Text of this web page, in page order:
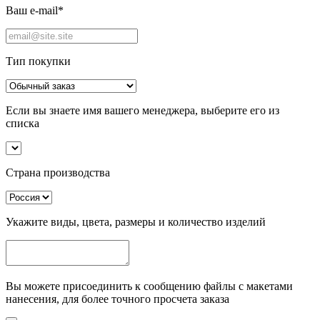
Ваш e-mail*
Тип покупки
Если вы знаете имя вашего менеджера, выберите его из
списка
Страна производства
Укажите виды, цвета, размеры и количество изделий
Вы можете присоединить к сообщению файлы с макетами
нанесения, для более точного просчета заказа